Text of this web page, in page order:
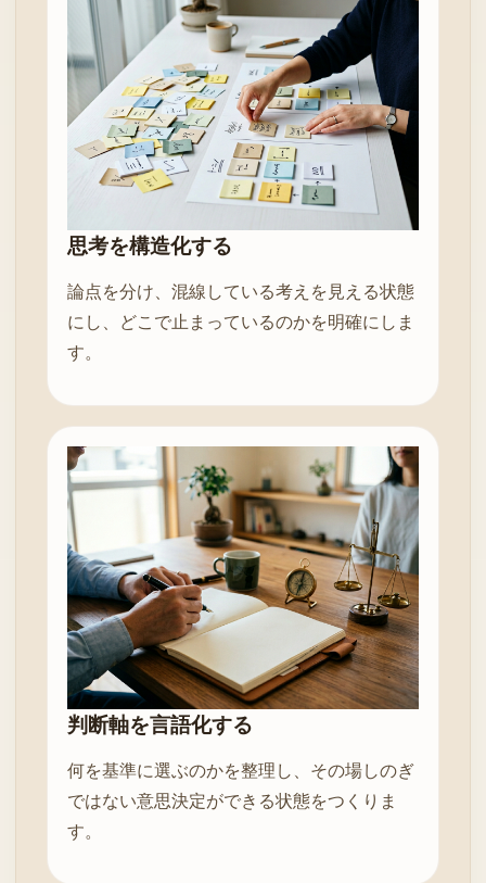
思考を構造化する
論点を分け、混線している考えを見える状態
にし、どこで止まっているのかを明確にしま
す。
判断軸を言語化する
何を基準に選ぶのかを整理し、その場しのぎ
ではない意思決定ができる状態をつくりま
す。